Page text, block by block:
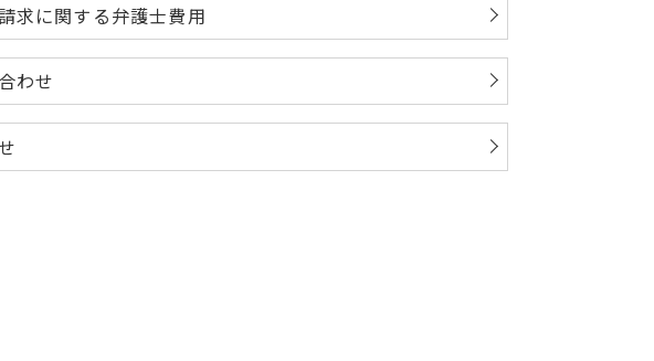
求に関する弁護士費用
わせ